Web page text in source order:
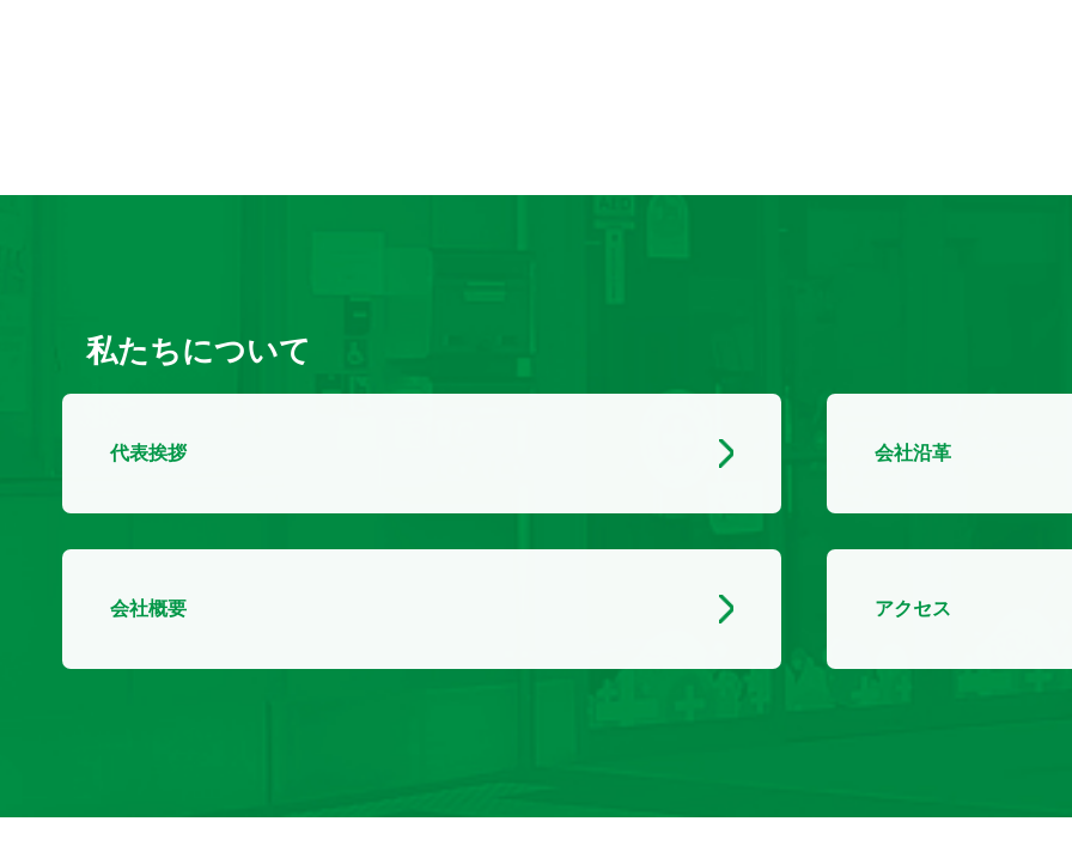
私たちについて
代表挨拶 会社沿革
会社概要 アクセス